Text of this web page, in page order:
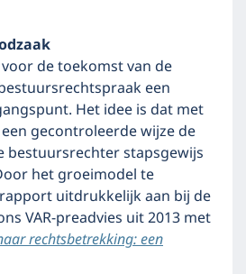
de toekomst van de
een
Het idee is dat met
gecontroleerde wijze de
bestuursrechter stapsgewijs
het groeimodel te
uitdrukkelijk aan bij de
VAR-preadvies uit 2013 met
rechtsbetrekking: een